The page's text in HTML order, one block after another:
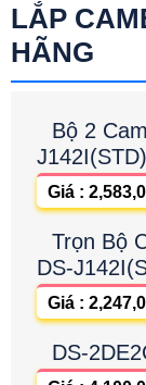
LẮP
HÃNG
Bộ 2
Giá :
Trọn Bộ
DS-
Giá :
DS-